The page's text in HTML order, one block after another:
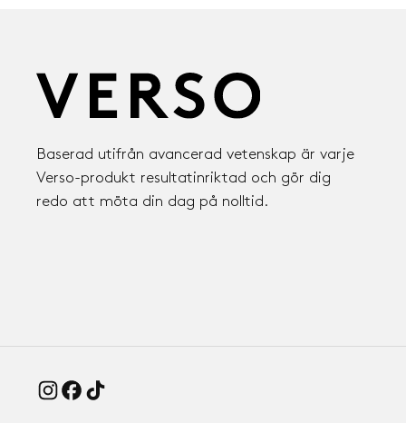
Baserad utifrån avancerad vetenskap är varje
Verso-produkt resultatinriktad och gör dig
redo att möta din dag på nolltid.